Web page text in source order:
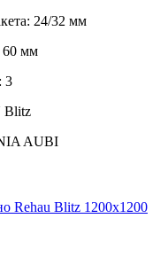
24/32 мм
60 мм
3
Blitz
AUBI
Rehau Blitz 1200x1200